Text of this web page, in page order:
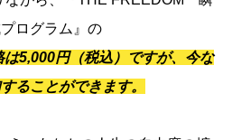
ログラム』の
5,000円（税込）ですが、今な
ることができます。